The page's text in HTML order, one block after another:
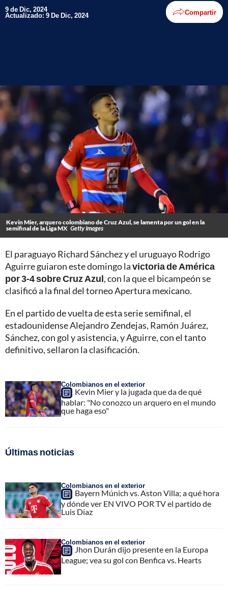
9 de Dic, 2024
Actualizado: 9 De Dic, 2024 Compartir
Kevin Mier, arquero colombiano de Cruz Azul, se lamenta por un gol en la
semifinal de la Liga MX Getty Images
El paraguayo Richard Sánchez y el uruguayo Rodrigo
Aguirre guiaron este domingo lavictoria de América
por 3-4 sobre Cruz Azul, con la que el bicampeón se
clasificó a la final del torneo Apertura mexicano.
En el partido de vuelta de esta serie semifinal, el
estadounidense Alejandro Zendejas, Ramón Juárez,
Sánchez, con gol y asistencia, y Aguirre, con el tanto
definitivo, sellaron la clasificación.
Colombianos en el exterior
Kevin Mier y la jugada que da de qué
hablar: "No conozco un arquero en el mundo
que haga eso"
Últimas noticias
Colombianos en el exterior
Bayern Múnich vs. Aston Villa; a qué hora
y dónde ver EN VIVO POR TV el partido de
Luis Díaz
Colombianos en el exterior
Jhon Durán dijo presente en la Europa
League; vea su gol con Benfica vs. Hearts